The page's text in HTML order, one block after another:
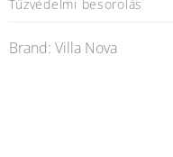
Tűzvédelmi besorolás
Brand: Villa Nova